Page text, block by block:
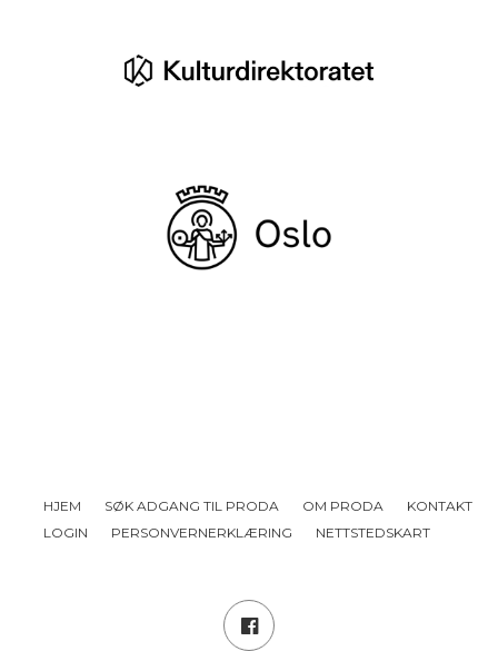
HJEM SØK ADGANG TIL PRODA OM PRODA
KONTAKT
LOGIN
PERSONVERNERKLÆRING NETTSTEDSKART